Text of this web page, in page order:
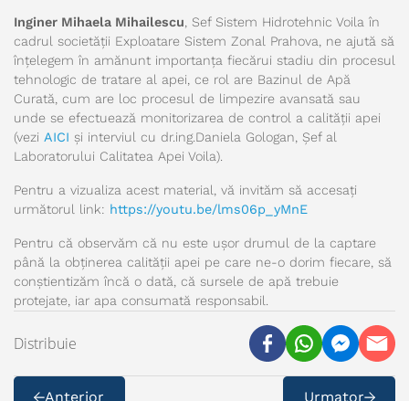
Inginer Mihaela Mihailescu , Sef Sistem Hidrotehnic Voila în
cadrul societății Exploatare Sistem Zonal Prahova, ne ajută să
înțelegem în amănunt importanța fiecărui stadiu din procesul
tehnologic de tratare al apei, ce rol are Bazinul de Apă
Curată, cum are loc procesul de limpezire avansată sau
unde se efectuează monitorizarea de control a calității apei
(vezi AICI și interviul cu dr.ing.Daniela Gologan, Șef al
Laboratorului Calitatea Apei Voila).
Pentru a vizualiza acest material, vă invităm să accesați
următorul link: https://youtu.be/lms06p_yMnE
Pentru că observăm că nu este ușor drumul de la captare
până la obținerea calității apei pe care ne-o dorim fiecare, să
conștientizăm încă o dată, că sursele de apă trebuie
protejate, iar apa consumată responsabil.
Distribuie
Anterior Urmator